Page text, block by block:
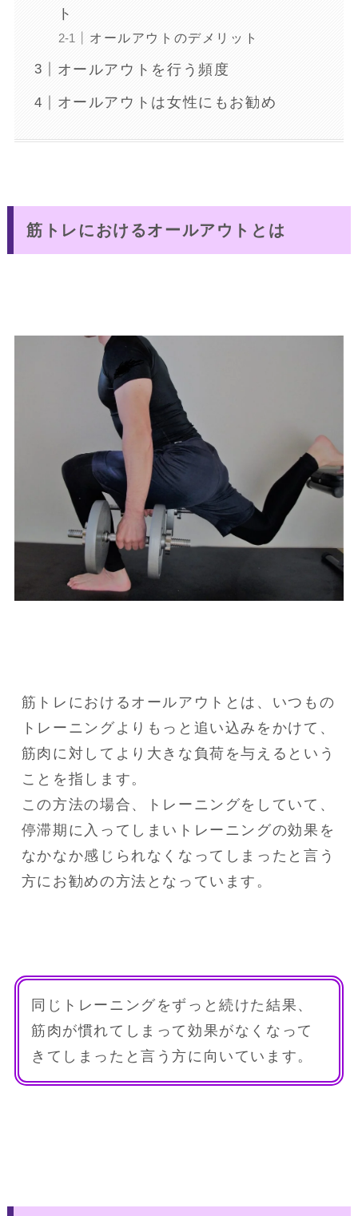
ト
オールアウトのデメリット
オールアウトを行う頻度
オールアウトは女性にもお勧め
筋トレにおけるオールアウトとは
筋トレにおけるオールアウトとは、いつもの
トレーニングよりもっと追い込みをかけて、
筋肉に対してより大きな負荷を与えるという
ことを指します。
この方法の場合、トレーニングをしていて、
停滞期に入ってしまいトレーニングの効果を
なかなか感じられなくなってしまったと言う
方にお勧めの方法となっています。
同じトレーニングをずっと続けた結果、
筋肉が慣れてしまって効果がなくなって
きてしまったと言う方に向いています。